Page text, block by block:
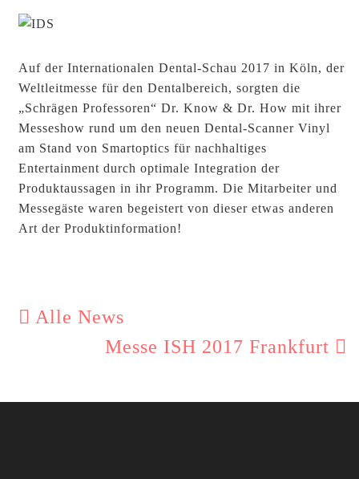
Auf der Internationalen Dental-Schau 2017 in Köln, der
Weltleitmesse für den Dentalbereich, sorgten die
„Schrägen Professoren“ Dr. Know & Dr. How mit ihrer
Messeshow rund um den neuen Dental-Scanner Vinyl
am Stand von Smartoptics für nachhaltiges
Entertainment durch optimale Integration der
Produktaussagen in ihr Programm. Die Mitarbeiter und
Messegäste waren begeistert von dieser etwas anderen
Art der Produktinformation!
Alle News
Messe ISH 2017 Frankfurt